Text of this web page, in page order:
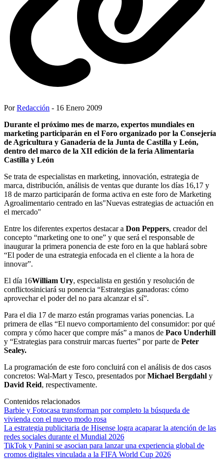
PorRedacción - 16 Enero 2009
Durante el próximo mes de marzo, expertos mundiales en
marketing participarán en el Foro organizado por la Consejería
de Agricultura y Ganadería de la Junta de Castilla y León,
dentro del marco de la XII edición de la feria Alimentaria
Castilla y León
Se trata de especialistas en marketing, innovación, estrategia de
marca, distribución, análisis de ventas que durante los días 16,17 y
18 de marzo participarán de forma activa en este foro de Marketing
Agroalimentario centrado en las"Nuevas estrategias de actuación en
el mercado"
Entre los diferentes expertos destacar a Don Peppers, creador del
concepto “marketing one to one” y que será el responsable de
inaugurar la primera ponencia de este foro en la que hablará sobre
“El poder de una estrategia enfocada en el cliente a la hora de
innovar”.
El día 16William Ury, especialista en gestión y resolución de
conflictosiniciará su ponencia “Estrategias ganadoras: cómo
aprovechar el poder del no para alcanzar el sí”.
Para el dia 17 de marzo están programas varias ponencias. La
primera de ellas “El nuevo comportamiento del consumidor: por qué
compra y cómo hacer que compre más” a manos de Paco Underhill
y “Estrategias para construir marcas fuertes” por parte de Peter
Sealey.
La programación de este foro concluirá con el análisis de dos casos
concretos: Wal-Mart y Tesco, presentados porMichael Bergdahl y
David Reid, respectivamente.
Contenidos relacionados
Barbie y Fotocasa transforman por completo la búsqueda de
vivienda con el nuevo modo rosa
La estrategia publicitaria de Hisense logra acaparar la atención de las
redes sociales durante el Mundial 2026
TikTok y Panini se asocian para lanzar una experiencia global de
cromos digitales vinculada a la FIFA World Cup 2026